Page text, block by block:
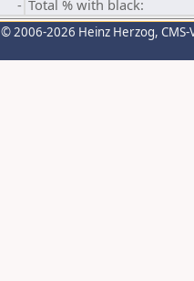
- Total % with black:
© 2006-2026 Heinz Herzog,